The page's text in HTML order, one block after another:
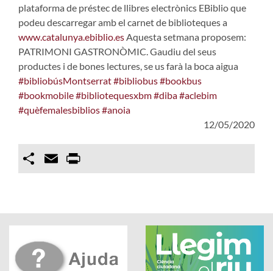
plataforma de préstec de llibres electrònics EBiblio que
podeu descarregar amb el carnet de biblioteques a
www.catalunya.ebiblio.esAquesta setmana proposem:
PATRIMONI GASTRONÒMIC. Gaudiu del seus
productes i de bones lectures, se us farà la boca aigua
#bibliobúsMontserrat#bibliobus#bookbus
#bookmobile#bibliotequesxbm#diba#aclebim
#quèfemalesbiblios#anoia
12/05/2020
Compartir
Email